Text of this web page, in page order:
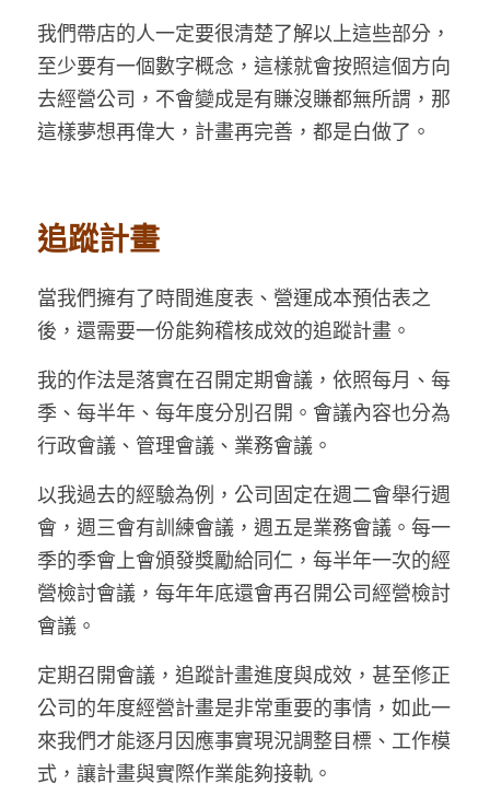
我們帶店的人一定要很清楚了解以上這些部分，
至少要有一個數字概念，這樣就會按照這個方向
去經營公司，不會變成是有賺沒賺都無所謂，那
這樣夢想再偉大，計畫再完善，都是白做了。
追蹤計畫
當我們擁有了時間進度表、營運成本預估表之
後，還需要一份能夠稽核成效的追蹤計畫。
我的作法是落實在召開定期會議，依照每月、每
季、每半年、每年度分別召開。會議內容也分為
行政會議、管理會議、業務會議。
以我過去的經驗為例，公司固定在週二會舉行週
會，週三會有訓練會議，週五是業務會議。每一
季的季會上會頒發獎勵給同仁，每半年一次的經
營檢討會議，每年年底還會再召開公司經營檢討
會議。
定期召開會議，追蹤計畫進度與成效，甚至修正
公司的年度經營計畫是非常重要的事情，如此一
來我們才能逐月因應事實現況調整目標、工作模
式，讓計畫與實際作業能夠接軌。